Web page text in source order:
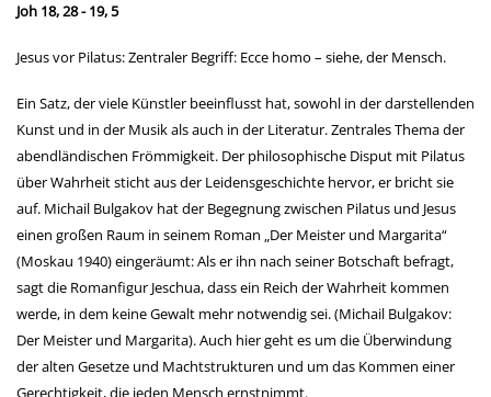
Joh 18, 28 - 19, 5
Jesus vor Pilatus: Zentraler Begriff: Ecce homo – siehe, der Mensch.
Ein Satz, der viele Künstler beeinflusst hat, sowohl in der darstellenden
Kunst und in der Musik als auch in der Literatur. Zentrales Thema der
abendländischen Frömmigkeit. Der philosophische Disput mit Pilatus
über Wahrheit sticht aus der Leidensgeschichte hervor, er bricht sie
auf. Michail Bulgakov hat der Begegnung zwischen Pilatus und Jesus
einen großen Raum in seinem Roman „Der Meister und Margarita“
(Moskau 1940) eingeräumt: Als er ihn nach seiner Botschaft befragt,
sagt die Romanfigur Jeschua, dass ein Reich der Wahrheit kommen
werde, in dem keine Gewalt mehr notwendig sei. (Michail Bulgakov:
Der Meister und Margarita). Auch hier geht es um die Überwindung
der alten Gesetze und Machtstrukturen und um das Kommen einer
Gerechtigkeit, die jeden Mensch ernstnimmt.